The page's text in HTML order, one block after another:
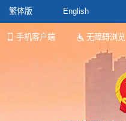
繁体版 English
手机客户端 无障碍浏览